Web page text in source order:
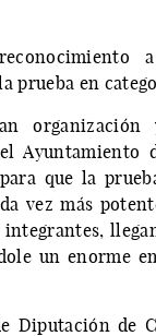
prueba en
Ayuntamiento
que la
vez más
un enorme
Diputación de